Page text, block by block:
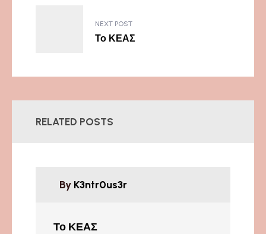
NEXT POST
Το ΚΕΑΣ
RELATED POSTS
By K3ntr0us3r
Το ΚΕΑΣ